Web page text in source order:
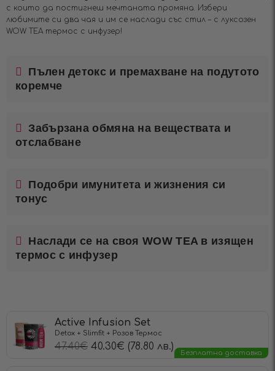
с които да постигнеш мечтаната промяна. Избери
любимите си два чая и им се наслади със стил – с луксозен
WOW TEA термос с инфузер!
Пълен детокс и премахване на подутото
коремче
Забързана обмяна на веществата и
отслабване
Подобри имунитета и жизнения си
тонус
Наслади се на своя WOW TEA в изящен
термос с инфузер
Active Infusion Set
Detox + Slimfit + Розов Термос
47.40€ 40.30€ (78.80 лв.)
Безплатна доставка